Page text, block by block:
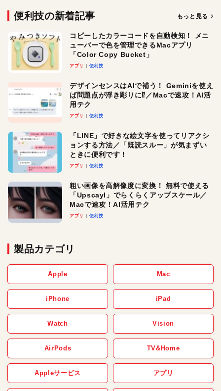
便利技の新着記事 もっと見る
コピーしたカラーコードを自動検知！ メニ
ューバーで色を管理できるMacアプリ
「Color Copy Bucket」
アプリ 便利技
デザインセンスはAIで補う！ Geminiを使え
ば問題点が浮き彫りに⁉︎／Macで速攻！AI活
用テク
アプリ 便利技
「LINE」で好きな絵文字を使ってリアクシ
ョンする方法／「既読スルー」が気まずい
ときに便利です！
アプリ 便利技
粗い画像を高解像度に変換！ 無料で使える
「Upscayl」でらくらくアップスケール／
Macで速攻！AI活用テク
アプリ 便利技
製品カテゴリ
Apple Mac
iPhone iPad
Watch Vision
AirPods TV&Home
Appleサービス アプリ